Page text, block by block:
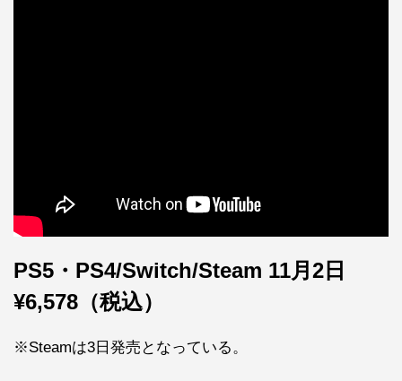
PS5・PS4/Switch/Steam 11月2日
¥6,578（税込）
※Steamは3日発売となっている。